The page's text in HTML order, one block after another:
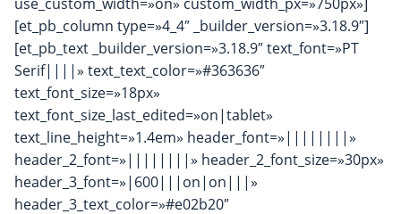
[et_pb_column type=»4_4″ _builder_version=»3.18.9″]
[et_pb_text _builder_version=»3.18.9″ text_font=»PT
Serif||||» text_text_color=»#363636″
text_font_size=»18px»
text_font_size_last_edited=»on|tablet»
text_line_height=»1.4em» header_font=»||||||||»
header_2_font=»||||||||» header_2_font_size=»30px»
header_3_font=»|600|||on|on|||»
header_3_text_color=»#e02b20″